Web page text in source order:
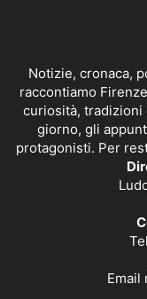
Notizie, cronaca,
raccontiamo
curiosità, tradizioni
giorno, gli
protagonisti. Per
Email